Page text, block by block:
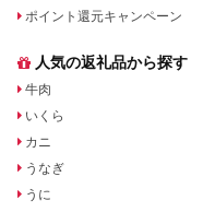
ポイント還元キャンペーン
人気の返礼品から探す
牛肉
いくら
カニ
うなぎ
うに